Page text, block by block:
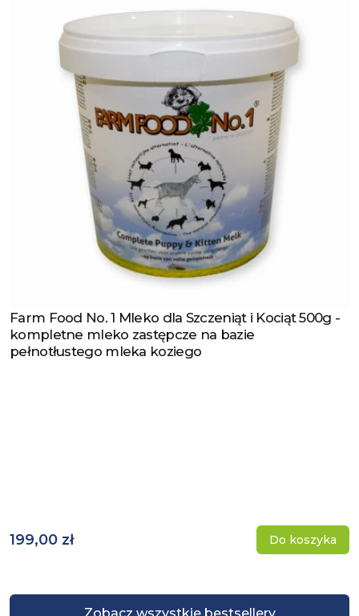
Zobacz produkt
Farm Food No. 1 Mleko dla Szczeniąt i Kociąt 500g -
kompletne mleko zastępcze na bazie
pełnotłustego mleka koziego
199,00 zł Do koszyka